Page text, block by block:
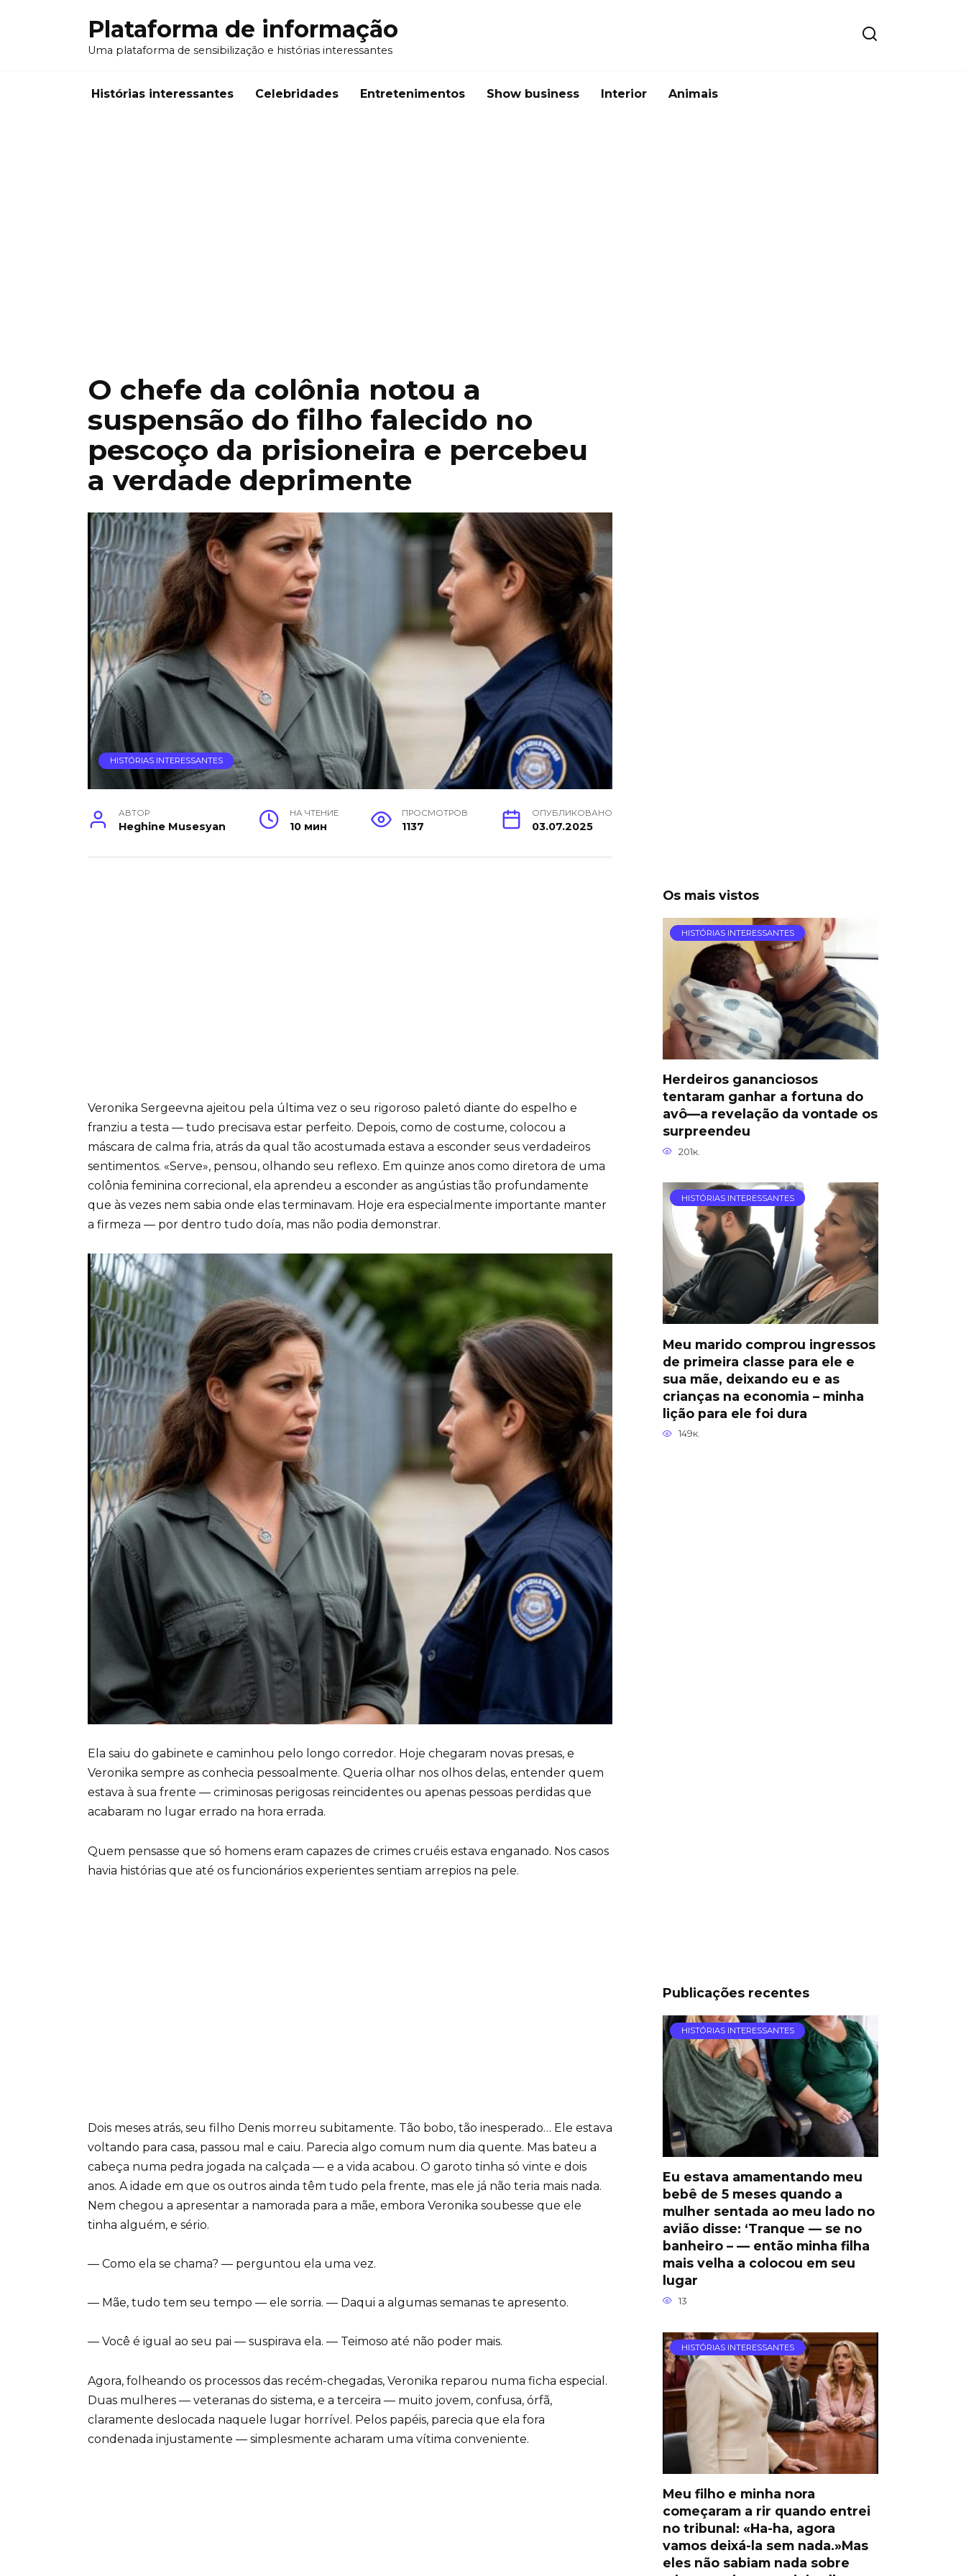
Plataforma de informação
Uma plataforma de sensibilização e histórias interessantes
Histórias interessantes Celebridades Entretenimentos Show business Interior Animais
O chefe da colônia notou a
suspensão do filho falecido no
pescoço da prisioneira e percebeu
a verdade deprimente
HISTÓRIAS INTERESSANTES
АВТОР
Heghine Musesyan
НА ЧТЕНИЕ
10 мин
ПРОСМОТРОВ
1137
ОПУБЛИКОВАНО
03.07.2025
Veronika Sergeevna ajeitou pela última vez o seu rigoroso paletó diante do espelho e
franziu a testa — tudo precisava estar perfeito. Depois, como de costume, colocou a
máscara de calma fria, atrás da qual tão acostumada estava a esconder seus verdadeiros
sentimentos. «Serve», pensou, olhando seu reflexo. Em quinze anos como diretora de uma
colônia feminina correcional, ela aprendeu a esconder as angústias tão profundamente
que às vezes nem sabia onde elas terminavam. Hoje era especialmente importante manter
a firmeza — por dentro tudo doía, mas não podia demonstrar.
Ela saiu do gabinete e caminhou pelo longo corredor. Hoje chegaram novas presas, e
Veronika sempre as conhecia pessoalmente. Queria olhar nos olhos delas, entender quem
estava à sua frente — criminosas perigosas reincidentes ou apenas pessoas perdidas que
acabaram no lugar errado na hora errada.
Quem pensasse que só homens eram capazes de crimes cruéis estava enganado. Nos casos
havia histórias que até os funcionários experientes sentiam arrepios na pele.
Dois meses atrás, seu filho Denis morreu subitamente. Tão bobo, tão inesperado… Ele estava
voltando para casa, passou mal e caiu. Parecia algo comum num dia quente. Mas bateu a
cabeça numa pedra jogada na calçada — e a vida acabou. O garoto tinha só vinte e dois
anos. A idade em que os outros ainda têm tudo pela frente, mas ele já não teria mais nada.
Nem chegou a apresentar a namorada para a mãe, embora Veronika soubesse que ele
tinha alguém, e sério.
— Como ela se chama? — perguntou ela uma vez.
— Mãe, tudo tem seu tempo — ele sorria. — Daqui a algumas semanas te apresento.
— Você é igual ao seu pai — suspirava ela. — Teimoso até não poder mais.
Agora, folheando os processos das recém-chegadas, Veronika reparou numa ficha especial.
Duas mulheres — veteranas do sistema, e a terceira — muito jovem, confusa, órfã,
claramente deslocada naquele lugar horrível. Pelos papéis, parecia que ela fora
condenada injustamente — simplesmente acharam uma vítima conveniente.
Os mais vistos
HISTÓRIAS INTERESSANTES
Herdeiros gananciosos
tentaram ganhar a fortuna do
avô—a revelação da vontade os
surpreendeu
201к.
HISTÓRIAS INTERESSANTES
Meu marido comprou ingressos
de primeira classe para ele e
sua mãe, deixando eu e as
crianças na economia – minha
lição para ele foi dura
149к.
Publicações recentes
HISTÓRIAS INTERESSANTES
Eu estava amamentando meu
bebê de 5 meses quando a
mulher sentada ao meu lado no
avião disse: ‘Tranque — se no
banheiro – — então minha filha
mais velha a colocou em seu
lugar
13
HISTÓRIAS INTERESSANTES
Meu filho e minha nora
começaram a rir quando entrei
no tribunal: «Ha-ha, agora
vamos deixá-la sem nada.»Mas
eles não sabiam nada sobre